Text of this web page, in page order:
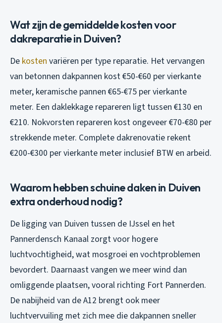
Wat zijn de gemiddelde kosten voor
dakreparatie in Duiven?
De kosten variëren per type reparatie. Het vervangen
van betonnen dakpannen kost €50-€60 per vierkante
meter, keramische pannen €65-€75 per vierkante
meter. Een daklekkage repareren ligt tussen €130 en
€210. Nokvorsten repareren kost ongeveer €70-€80 per
strekkende meter. Complete dakrenovatie rekent
€200-€300 per vierkante meter inclusief BTW en arbeid.
Waarom hebben schuine daken in Duiven
extra onderhoud nodig?
De ligging van Duiven tussen de IJssel en het
Pannerdensch Kanaal zorgt voor hogere
luchtvochtigheid, wat mosgroei en vochtproblemen
bevordert. Daarnaast vangen we meer wind dan
omliggende plaatsen, vooral richting Fort Pannerden.
De nabijheid van de A12 brengt ook meer
luchtvervuiling met zich mee die dakpannen sneller